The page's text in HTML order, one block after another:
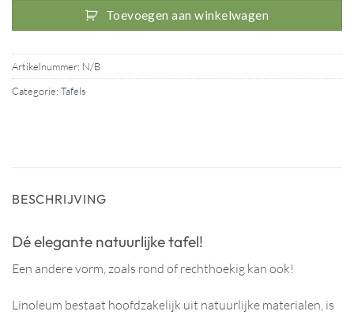
Toevoegen aan winkelwagen
Artikelnummer: N/B
Categorie: Tafels
BESCHRIJVING
Dé elegante natuurlijke tafel!
Een andere vorm, zoals rond of rechthoekig kan ook!
Linoleum bestaat hoofdzakelijk uit natuurlijke materialen, is